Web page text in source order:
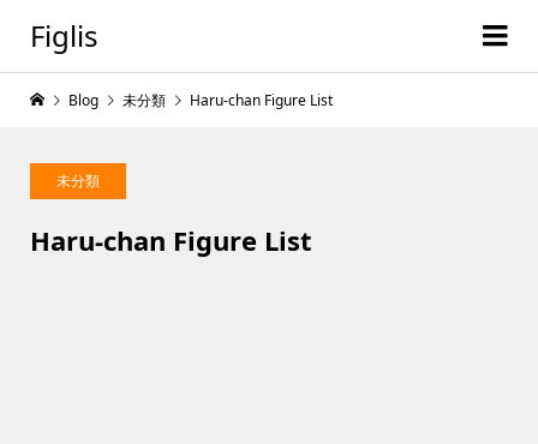
Figlis
未分類
Haru-chan Figure List
Blog 未分類 Haru-chan Figure List